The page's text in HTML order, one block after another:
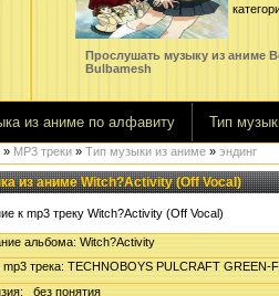
категория:
Прослушать музыку из аниме
Bulbamesh
<
>
из аниме по алфавиту Тип
» MP3 треки » Тип музыки из аниме » эндинг
из аниме Witch?Activity (Off Vocal)
к mp3 треку Witch?Activity (Off Vocal)
альбома: Witch?Activity
mp3 трека: TECHNOBOYS PULCRAFT GREEN-
без понятия